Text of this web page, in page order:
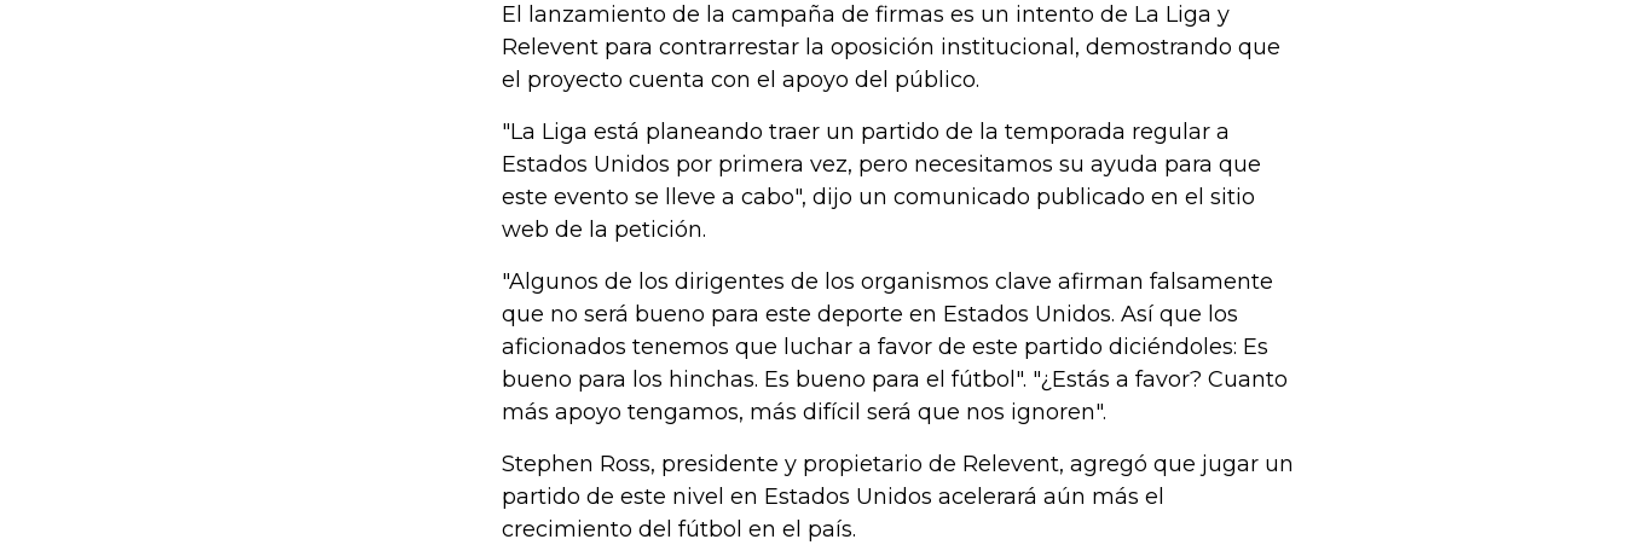
El lanzamiento de la campaña de firmas es un intento de La Liga y
Relevent para contrarrestar la oposición institucional, demostrando que
el proyecto cuenta con el apoyo del público.
"La Liga está planeando traer un partido de la temporada regular a
Estados Unidos por primera vez, pero necesitamos su ayuda para que
este evento se lleve a cabo", dijo un comunicado publicado en el sitio
web de la petición.
"Algunos de los dirigentes de los organismos clave afirman falsamente
que no será bueno para este deporte en Estados Unidos. Así que los
aficionados tenemos que luchar a favor de este partido diciéndoles: Es
bueno para los hinchas. Es bueno para el fútbol". "¿Estás a favor? Cuanto
más apoyo tengamos, más difícil será que nos ignoren".
Stephen Ross, presidente y propietario de Relevent, agregó que jugar un
partido de este nivel en Estados Unidos acelerará aún más el
crecimiento del fútbol en el país.